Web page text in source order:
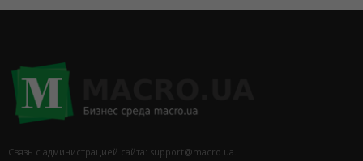
Связь с администрацией сайта: support@macro.ua.